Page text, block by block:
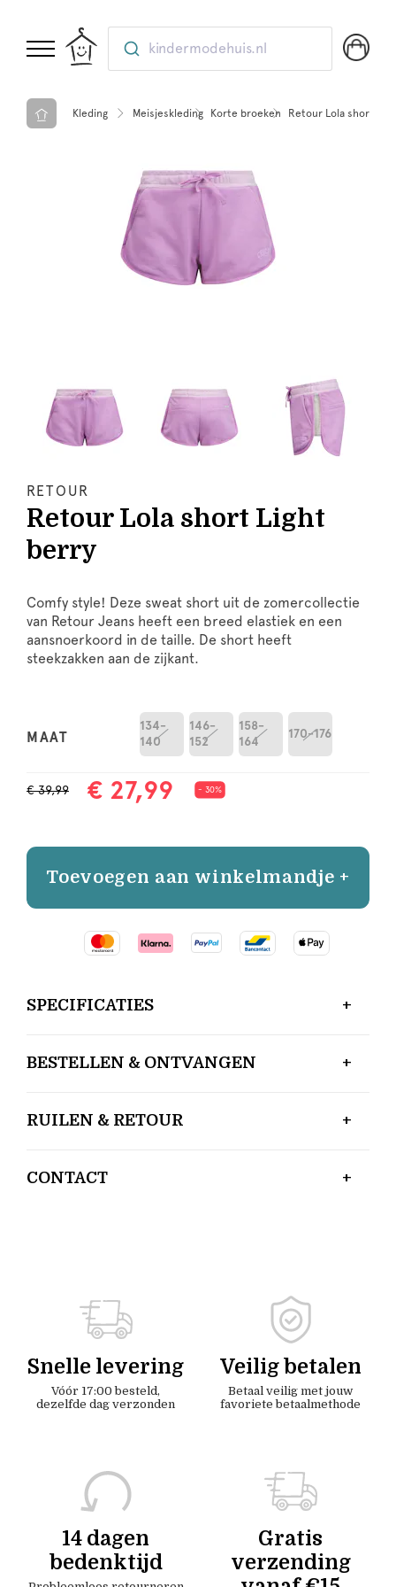
kindermodehuis.nl
Kleding Meisjeskleding Korte broeken Retour Lola short
RETOUR
Retour Lola short Light
berry
Comfy style! Deze sweat short uit de zomercollectie
van Retour Jeans heeft een breed elastiek en een
aansnoerkoord in de taille. De short heeft
steekzakken aan de zijkant.
MAAT
134-
140
146-
152
158-
164
170-176
€ 39,99 € 27,99 - 30%
Toevoegen aan winkelmandje +
SPECIFICATIES
BESTELLEN & ONTVANGEN
RUILEN & RETOUR
CONTACT
Snelle levering
Vóór 17:00 besteld,
dezelfde dag verzonden
Veilig betalen
Betaal veilig met jouw
favoriete betaalmethode
14 dagen
bedenktijd
Gratis
verzending